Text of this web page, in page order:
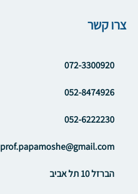
צרו קשר
072-3300920
052-8474926
052-6222230
prof.papamoshe@gmail.com
הברזל 10 תל אביב